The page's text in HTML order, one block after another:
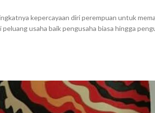
kepercayaan diri perempuan untuk
usaha baik pengusaha biasa hingga